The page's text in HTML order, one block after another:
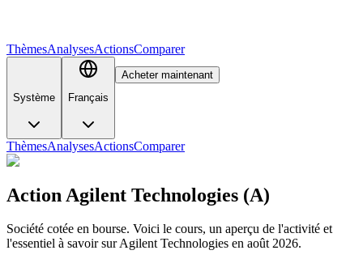
ThèmesAnalysesActionsComparer
Système Français
Acheter maintenant
ThèmesAnalysesActionsComparer
Action Agilent Technologies (A)
Société cotée en bourse. Voici le cours, un aperçu de l'activité et
l'essentiel à savoir sur Agilent Technologies en août 2026.